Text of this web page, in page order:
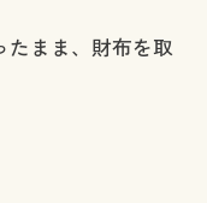
たまま、財布を取